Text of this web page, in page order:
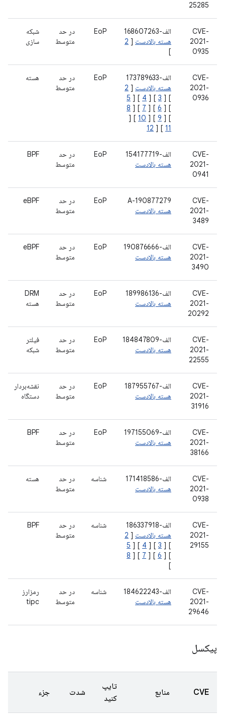
25285
CVE-
2021-
0935
الف-168607263
هسته بالادست [
2
]
EoP
در حد
متوسط
شبکه
سازی
CVE-
2021-
0936
الف-173789633
هسته بالادست [
2
] [
3
] [
4
] [
5
] [
6
] [
7
] [
8
] [
9
] [
10
] [
11
] [
12
EoP
در حد
متوسط
هسته
CVE-
2021-
0941
الف-154177719
هسته بالادست
EoP
در حد
متوسط
BPF
CVE-
2021-
3489
A-190877279
هسته بالادست
EoP
در حد
متوسط
eBPF
CVE-
2021-
3490
الف-190876666
هسته بالادست
EoP
در حد
متوسط
eBPF
CVE-
2021-
20292
الف-189986136
هسته بالادست
EoP
در حد
متوسط
DRM
هسته
CVE-
2021-
22555
الف-184847809
هسته بالادست
EoP
در حد
متوسط
فیلتر
شبکه
CVE-
2021-
31916
الف-187955767
هسته بالادست
EoP
در حد
متوسط
نقشه‌بردار
دستگاه
CVE-
2021-
38166
الف-197155069
هسته بالادست
EoP
در حد
متوسط
BPF
CVE-
2021-
0938
الف-171418586
هسته بالادست
شناسه
در حد
متوسط
هسته
CVE-
2021-
29155
الف-186337918
هسته بالادست [
2
] [
3
] [
4
] [
5
] [
6
] [
7
] [
8
]
شناسه
در حد
متوسط
BPF
CVE-
2021-
29646
الف-184622243
هسته بالادست
شناسه
در حد
متوسط
رمزارز
tipc
پیکسل
CVE منابع
تایپ
کنید
شدت جزء